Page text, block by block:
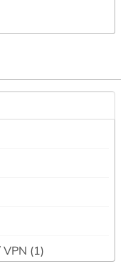
Organisations-Netzwerk / VPN (1)